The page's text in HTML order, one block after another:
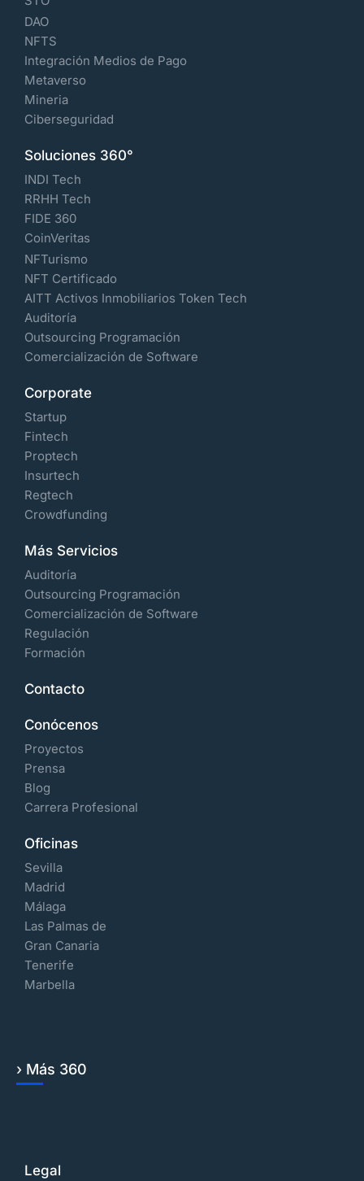
DAO
NFTS
Integración Medios de Pago
Metaverso
Mineria
Ciberseguridad
Soluciones 360°
INDI Tech
RRHH Tech
FIDE 360
CoinVeritas
NFTurismo
NFT Certificado
AITT Activos Inmobiliarios Token Tech
Auditoría
Outsourcing Programación
Comercialización de Software
Corporate
Startup
Fintech
Proptech
Insurtech
Regtech
Crowdfunding
Más Servicios
Auditoría
Outsourcing Programación
Comercialización de Software
Regulación
Formación
Contacto
Conócenos
Proyectos
Prensa
Blog
Carrera Profesional
Oficinas
Sevilla
Madrid
Málaga
Las Palmas de
Gran Canaria
Tenerife
Marbella
› Más 360
Legal